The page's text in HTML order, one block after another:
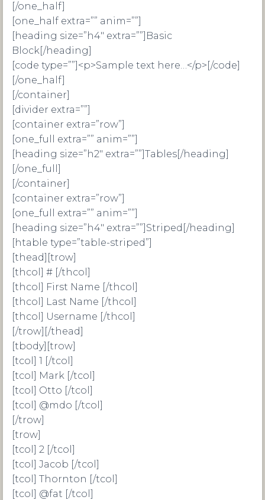
[/one_half]
[one_half extra=”” anim=””]
[heading size=”h4″ extra=””]Basic
Block[/heading]
[code type=””]<p>Sample text here…</p>[/code]
[/one_half]
[/container]
[divider extra=””]
[container extra=”row”]
[one_full extra=”” anim=””]
[heading size=”h2″ extra=””]Tables[/heading]
[/one_full]
[/container]
[container extra=”row”]
[one_full extra=”” anim=””]
[heading size=”h4″ extra=””]Striped[/heading]
[htable type=”table-striped”]
[thead][trow]
[thcol] # [/thcol]
[thcol] First Name [/thcol]
[thcol] Last Name [/thcol]
[thcol] Username [/thcol]
[/trow][/thead]
[tbody][trow]
[tcol] 1 [/tcol]
[tcol] Mark [/tcol]
[tcol] Otto [/tcol]
[tcol] @mdo [/tcol]
[/trow]
[trow]
[tcol] 2 [/tcol]
[tcol] Jacob [/tcol]
[tcol] Thornton [/tcol]
[tcol] @fat [/tcol]